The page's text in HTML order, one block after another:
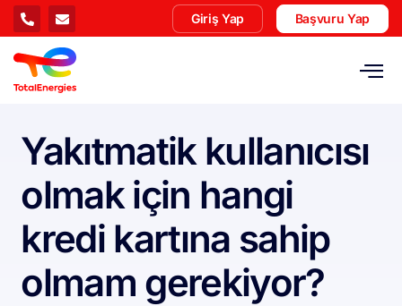
Giriş Yap Başvuru Yap
Yakıtmatik kullanıcısı
olmak için hangi
kredi kartına sahip
olmam gerekiyor?